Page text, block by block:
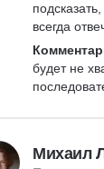
всегда
будет не
Михаил